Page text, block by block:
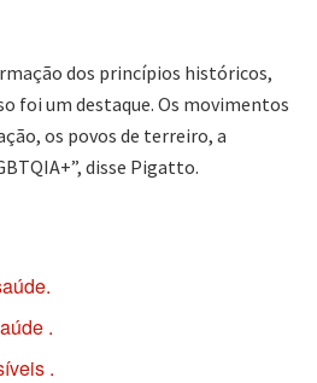
dos princípios históricos,
foi um destaque. Os movimentos
os povos de terreiro, a
disse Pigatto.
.
.